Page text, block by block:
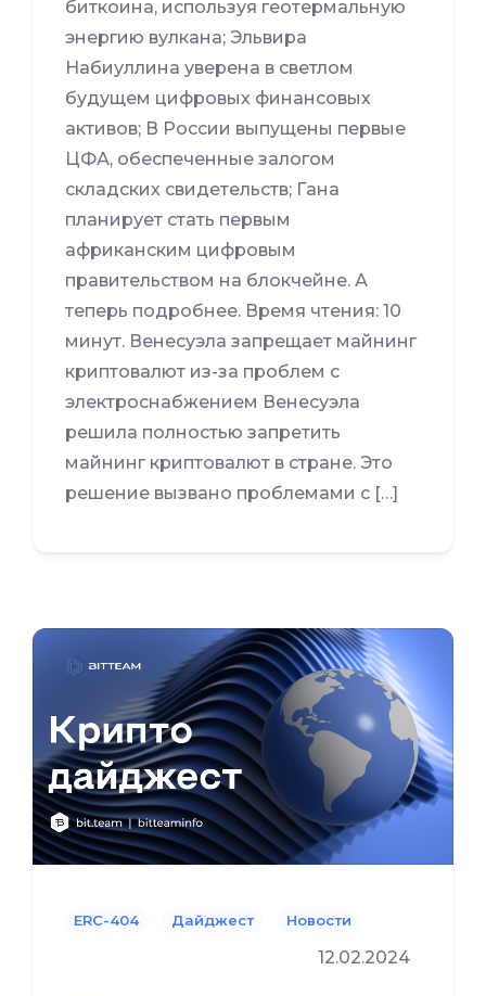
биткоина, используя геотермальную
энергию вулкана; Эльвира
Набиуллина уверена в светлом
будущем цифровых финансовых
активов; В России выпущены первые
ЦФА, обеспеченные залогом
складских свидетельств; Гана
планирует стать первым
африканским цифровым
правительством на блокчейне. А
теперь подробнее. Время чтения: 10
минут. Венесуэла запрещает майнинг
криптовалют из-за проблем с
электроснабжением Венесуэла
решила полностью запретить
майнинг криптовалют в стране. Это
решение вызвано проблемами с […]
ERC-404 Дайджест Новости
12.02.2024